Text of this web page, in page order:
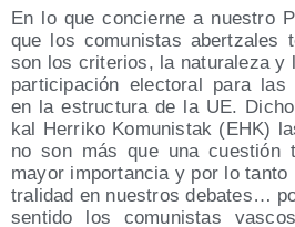
En lo que con­cier­ne a nues­tro
que los comu­nis­tas aber­tza­les
son los cri­te­rios, la natu­ra­le­za y
par­ti­ci­pa­ción elec­to­ral para
en la estruc­tu­ra de la UE.
kal Herri­ko Komu­nis­tak (EHK)
no son más que una cues­tión
mayor impor­tan­cia y por lo
tra­li­dad en nues­tros deba­tes…
sen­ti­do los comu­nis­tas